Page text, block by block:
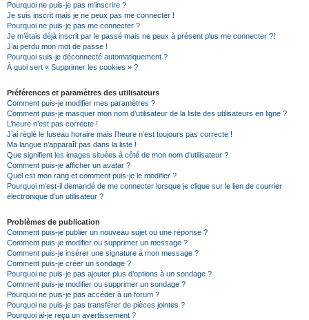
Pourquoi ne puis-je pas m’inscrire ?
Je suis inscrit mais je ne peux pas me connecter !
Pourquoi ne puis-je pas me connecter ?
Je m’étais déjà inscrit par le passé mais ne peux à présent plus me connecter ?!
J’ai perdu mon mot de passe !
Pourquoi suis-je déconnecté automatiquement ?
À quoi sert « Supprimer les cookies » ?
Préférences et paramètres des utilisateurs
Comment puis-je modifier mes paramètres ?
Comment puis-je masquer mon nom d’utilisateur de la liste des utilisateurs en ligne ?
L’heure n’est pas correcte !
J’ai réglé le fuseau horaire mais l’heure n’est toujours pas correcte !
Ma langue n’apparaît pas dans la liste !
Que signifient les images situées à côté de mon nom d’utilisateur ?
Comment puis-je afficher un avatar ?
Quel est mon rang et comment puis-je le modifier ?
Pourquoi m’est-il demandé de me connecter lorsque je clique sur le lien de courrier
électronique d’un utilisateur ?
Problèmes de publication
Comment puis-je publier un nouveau sujet ou une réponse ?
Comment puis-je modifier ou supprimer un message ?
Comment puis-je insérer une signature à mon message ?
Comment puis-je créer un sondage ?
Pourquoi ne puis-je pas ajouter plus d’options à un sondage ?
Comment puis-je modifier ou supprimer un sondage ?
Pourquoi ne puis-je pas accéder à un forum ?
Pourquoi ne puis-je pas transférer de pièces jointes ?
Pourquoi ai-je reçu un avertissement ?